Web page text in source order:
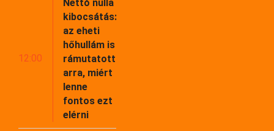
12:00
Nettó nulla
kibocsátás:
az eheti
hőhullám is
rámutatott
arra, miért
lenne
fontos ezt
elérni